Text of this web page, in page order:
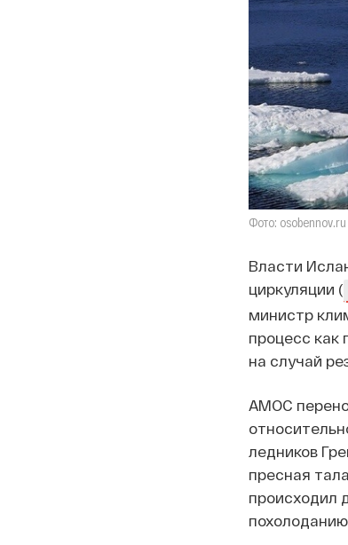
Фото: osobennov.ru
Власти
циркуляции (
министр
процесс как
на случай
AMOC
ледников
пресная
происходил